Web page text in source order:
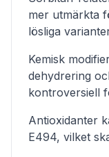
mer utmärkta
lösliga
Kemisk
dehydrering
kontroversiell
Antioxidanter
E494, vilket